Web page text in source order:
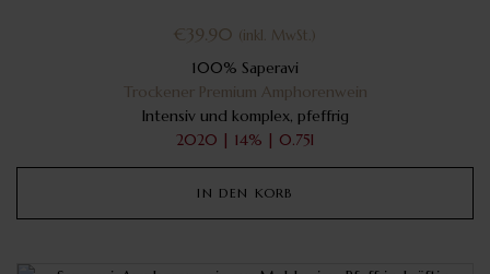
€ 39.90 (inkl. MwSt.)
100% Saperavi
Trockener Premium Amphorenwein
Intensiv und komplex, pfeffrig
2020 | 14% | 0.75l
IN DEN KORB